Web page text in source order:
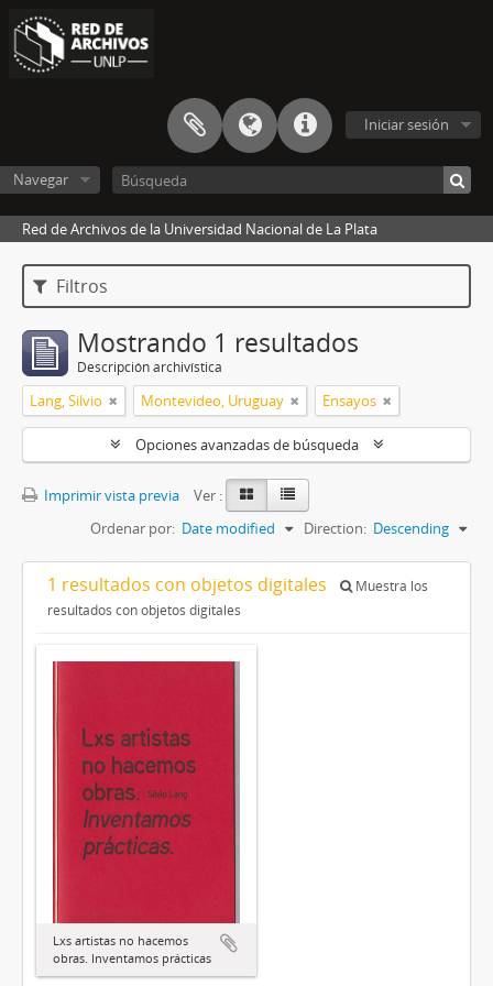
Iniciar sesión
Navegar
Red de Archivos de la Universidad Nacional de La Plata
Filtros
Mostrando 1 resultados
Descripción archivística
Lang, Silvio Montevideo, Uruguay Ensayos
Opciones avanzadas de búsqueda
Imprimir vista previa
Ver :
Ordenar por: Date modified Direction: Descending
1 resultados con objetos digitales
Muestra los
resultados con objetos digitales
Lxs artistas no hacemos
obras. Inventamos prácticas